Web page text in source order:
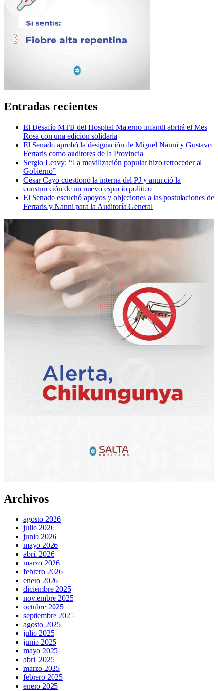
Entradas recientes
El Desafío MTB del Hospital Materno Infantil abrirá el Mes
Rosa con una edición solidaria
El Senado aprobó la designación de Miguel Nanni y Gustavo
Ferraris como auditores de la Provincia
Sergio Leavy: “La movilización popular hizo retroceder al
Gobierno”
César Cayo cuestionó la interna del PJ y anunció la
construcción de un nuevo espacio político
El Senado escuchó apoyos y objeciones a las postulaciones de
Ferraris y Nanni para la Auditoría General
Archivos
agosto 2026
julio 2026
junio 2026
mayo 2026
abril 2026
marzo 2026
febrero 2026
enero 2026
diciembre 2025
noviembre 2025
octubre 2025
septiembre 2025
agosto 2025
julio 2025
junio 2025
mayo 2025
abril 2025
marzo 2025
febrero 2025
enero 2025